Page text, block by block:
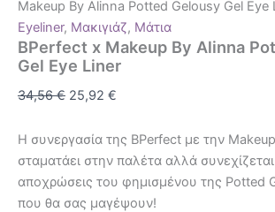
Makeup By Alinna Potted Gelousy Gel Eye
Eyeliner, Μακιγιάζ, Μάτια
BPerfect x Makeup By Alinna
Gel Eye Liner
34,56€ 25,92 €
Η συνεργασία της BPerfect με την
σταματάει στην παλέτα αλλά
αποχρώσεις του φημισμένου της Potted
που θα σας μαγέψουν!